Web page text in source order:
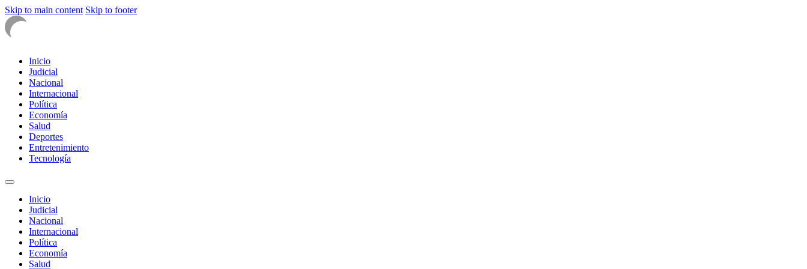
Skip to main content Skip to footer
Inicio
Judicial
Nacional
Internacional
Política
Economía
Salud
Deportes
Entretenimiento
Tecnología
Inicio
Judicial
Nacional
Internacional
Política
Economía
Salud